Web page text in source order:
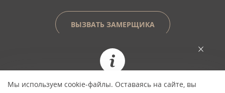
При заказе сегодня цена фиксируется и не
ВЫЗВАТЬ ЗАМЕРЩИКА
Сайт не является договором оферты
© Copyright 2026 ООО "Двери Тверь" Dveri-
Мы используем cookie-файлы. Оставаясь на сайте, вы